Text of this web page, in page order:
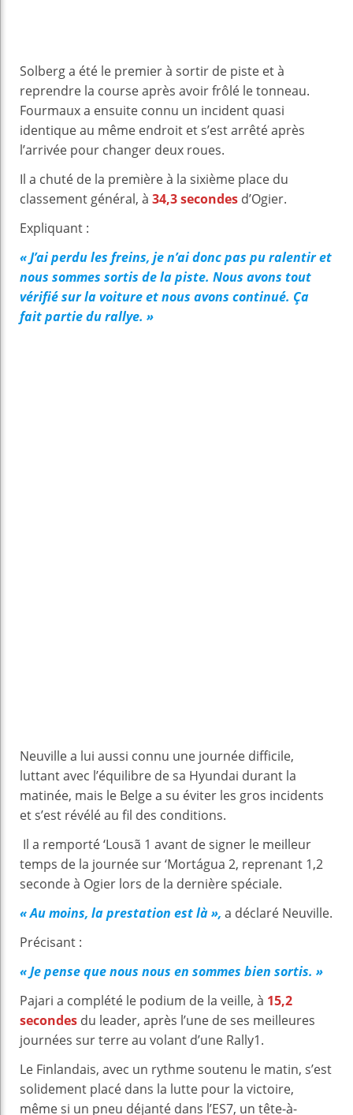
Solberg a été le premier à sortir de piste et à
reprendre la course après avoir frôlé le tonneau.
Fourmaux a ensuite connu un incident quasi
identique au même endroit et s’est arrêté après
l’arrivée pour changer deux roues.
Il a chuté de la première à la sixième place du
classement général, à 34,3 secondes d’Ogier.
Expliquant :
« J’ai perdu les freins, je n’ai donc pas pu ralentir et
nous sommes sortis de la piste. Nous avons tout
vérifié sur la voiture et nous avons continué. Ça
fait partie du rallye. »
Neuville a lui aussi connu une journée difficile,
luttant avec l’équilibre de sa Hyundai durant la
matinée, mais le Belge a su éviter les gros incidents
et s’est révélé au fil des conditions.
Il a remporté ‘Lousã 1 avant de signer le meilleur
temps de la journée sur ‘Mortágua 2, reprenant 1,2
seconde à Ogier lors de la dernière spéciale.
« Au moins, la prestation est là », a déclaré Neuville.
Précisant :
« Je pense que nous nous en sommes bien sortis. »
Pajari a complété le podium de la veille, à 15,2
secondes du leader, après l’une de ses meilleures
journées sur terre au volant d’une Rally1.
Le Finlandais, avec un rythme soutenu le matin, s’est
solidement placé dans la lutte pour la victoire,
même si un pneu déjanté dans l’ES7, un tête-à-